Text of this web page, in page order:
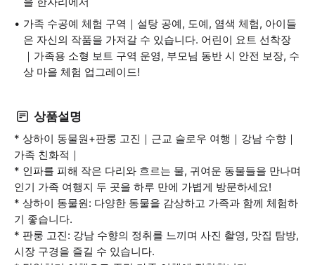
가족 수공예 체험 구역｜설탕 공예, 도예, 염색 체험, 아이들
은 자신의 작품을 가져갈 수 있습니다. 어린이 요트 선착장
｜가족용 소형 보트 구역 운영, 부모님 동반 시 안전 보장, 수
상 마을 체험 업그레이드!
상품설명
* 상하이 동물원+판룽 고진｜근교 슬로우 여행｜강남 수향｜
가족 친화적｜
* 인파를 피해 작은 다리와 흐르는 물, 귀여운 동물들을 만나며
인기 가족 여행지 두 곳을 하루 만에 가볍게 방문하세요!
* 상하이 동물원: 다양한 동물을 감상하고 가족과 함께 체험하
기 좋습니다.
* 판룽 고진: 강남 수향의 정취를 느끼며 사진 촬영, 맛집 탐방,
시장 구경을 즐길 수 있습니다.